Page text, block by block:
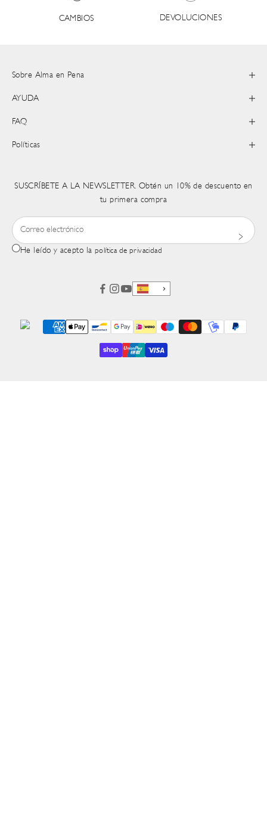
CAMBIOS DEVOLUCIONES
Sobre Alma en Pena
AYUDA
FAQ
Políticas
SUSCRÍBETE A LA NEWSLETTER. Obtén un 10% de descuento en
tu primera compra
He leído y acepto la política de privacidad